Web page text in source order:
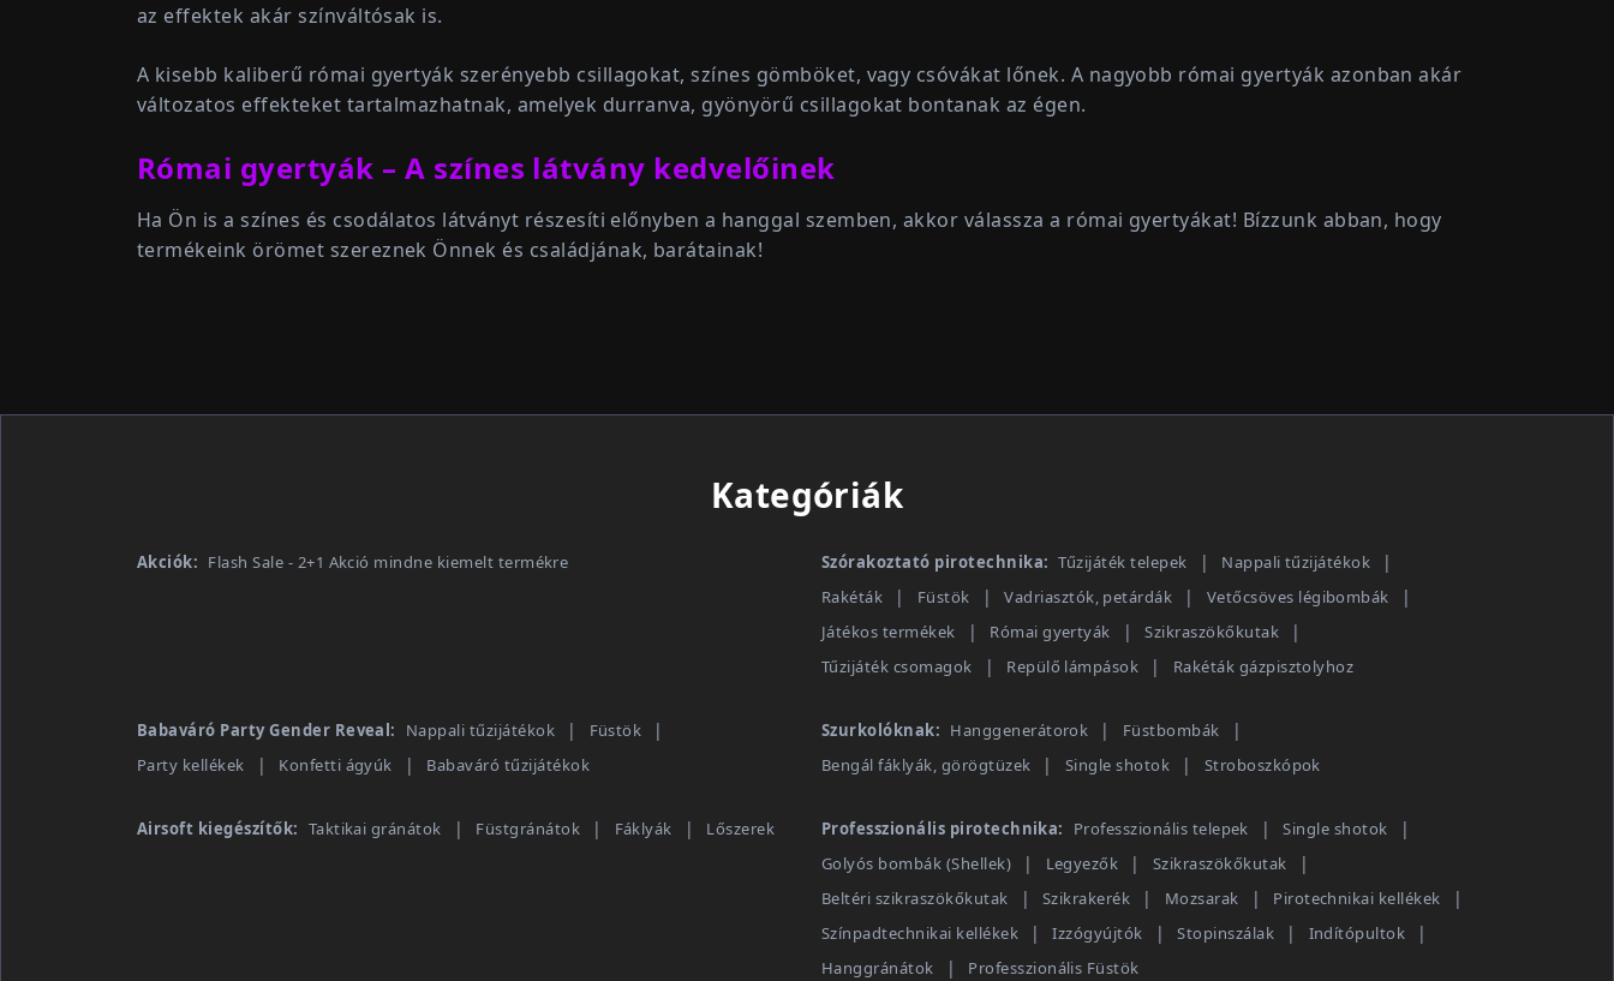
az effektek akár színváltósak is.
A kisebb kaliberű római gyertyák szerényebb csillagokat, színes gömböket, vagy csóvákat lőnek. A nagyobb római gyertyák azonban akár
változatos effekteket tartalmazhatnak, amelyek durranva, gyönyörű csillagokat bontanak az égen.
Római gyertyák – A színes látvány kedvelőinek
Ha Ön is a színes és csodálatos látványt részesíti előnyben a hanggal szemben, akkor válassza a római gyertyákat! Bízzunk abban, hogy
termékeink örömet szereznek Önnek és családjának, barátainak!
Kategóriák
Akciók: Flash Sale - 2+1 Akció mindne kiemelt termékre Szórakoztató pirotechnika: Tűzijáték telepek
Nappali tűzijátékok
Rakéták
Füstök Vadriasztók, petárdák
Vetőcsöves légibombák
Játékos termékek
Római gyertyák
Szikraszökőkutak
Tűzijáték csomagok
Repülő lámpások Rakéták gázpisztolyhoz
Babaváró Party Gender Reveal: Nappali tűzijátékok
Füstök
Party kellékek
Konfetti ágyúk Babaváró tűzijátékok
Szurkolóknak: Hanggenerátorok
Füstbombák
Bengál fáklyák, görögtüzek
Single shotok Stroboszkópok
Airsoft kiegészítők: Taktikai gránátok Füstgránátok Fáklyák Lőszerek Professzionális pirotechnika: Professzionális telepek
Single shotok
Golyós bombák (Shellek)
Legyezők
Szikraszökőkutak
Beltéri szikraszökőkutak
Szikrakerék Mozsarak
Pirotechnikai kellékek
Színpadtechnikai kellékek
Izzógyújtók Stopinszálak
Indítópultok
Hanggránátok
Professzionális Füstök